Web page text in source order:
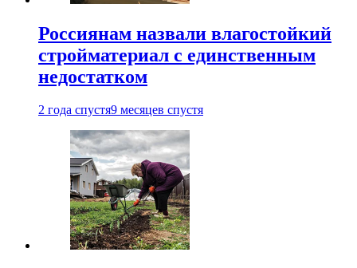
Россиянам назвали влагостойкий
стройматериал с единственным
недостатком
2 года спустя9 месяцев спустя